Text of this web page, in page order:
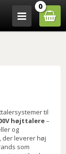
0
til
højttalere–
og
, der leverer høj
som